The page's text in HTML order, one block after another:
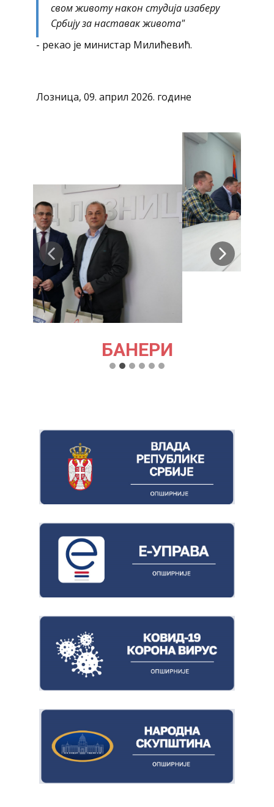
свом животу након студија изаберу
Србију за наставак живота"
- рекао је министар Милићевић.
Лозница, 09. април 2026. године
БАНЕРИ